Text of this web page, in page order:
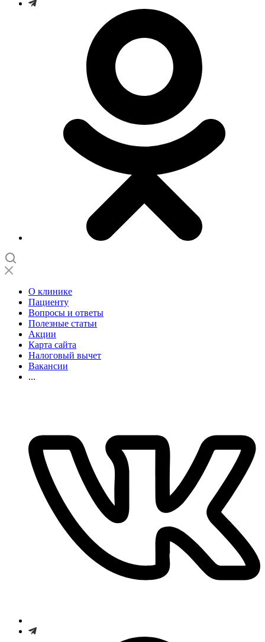
О клинике
Пациенту
Вопросы и ответы
Полезные статьи
Акции
Карта сайта
Налоговый вычет
Вакансии
...